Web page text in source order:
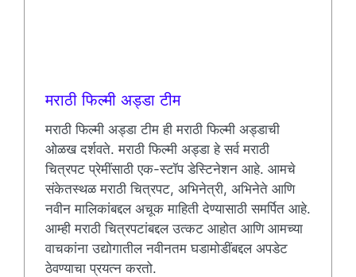
मराठी फिल्मी अड्डा टीम
मराठी फिल्मी अड्डा टीम ही मराठी फिल्मी अड्डाची
ओळख दर्शवते. मराठी फिल्मी अड्डा हे सर्व मराठी
चित्रपट प्रेमींसाठी एक-स्टॉप डेस्टिनेशन आहे. आमचे
संकेतस्थळ मराठी चित्रपट, अभिनेत्री, अभिनेते आणि
नवीन मालिकांबद्दल अचूक माहिती देण्यासाठी समर्पित आहे.
आम्ही मराठी चित्रपटांबद्दल उत्कट आहोत आणि आमच्या
वाचकांना उद्योगातील नवीनतम घडामोडींबद्दल अपडेट
ठेवण्याचा प्रयत्न करतो.